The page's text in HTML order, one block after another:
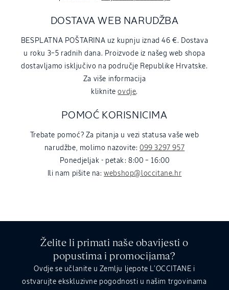
DOSTAVA WEB NARUDŽBA
BESPLATNA POŠTARINA uz kupnju iznad 46 €. Dostava
u roku 3–5 radnih dana. Proizvode iz našeg web shopa
dostavljamo isključivo na područje Republike Hrvatske.
Za više informacija
klikniteovdje.
POMOĆ KORISNICIMA
Trebate pomoć? Za pitanja u vezi statusa vaše web
narudžbe, molimo nazovite: 099 3297 957
Ponedjeljak - petak: 8:00 – 16:00
Ili nam pišite na:webshop@loccitane.hr
Želite li primati naše obavijesti o
popustima i promocijama?
Ovdje se učlanite u Zemlju ljepote L’OCCITANE i
ostvarujte ekskluzivne pogodnosti u našim trgovinama